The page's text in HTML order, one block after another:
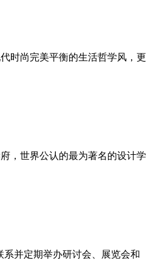
时尚完美平衡的生活哲学风，更
，世界公认的最为著名的设计学
并定期举办研讨会、展览会和